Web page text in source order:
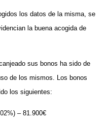
los datos de la misma, se
la buena acogida de
sus bonos ha sido de
de los mismos. Los bonos
los siguientes:
– 81.900€